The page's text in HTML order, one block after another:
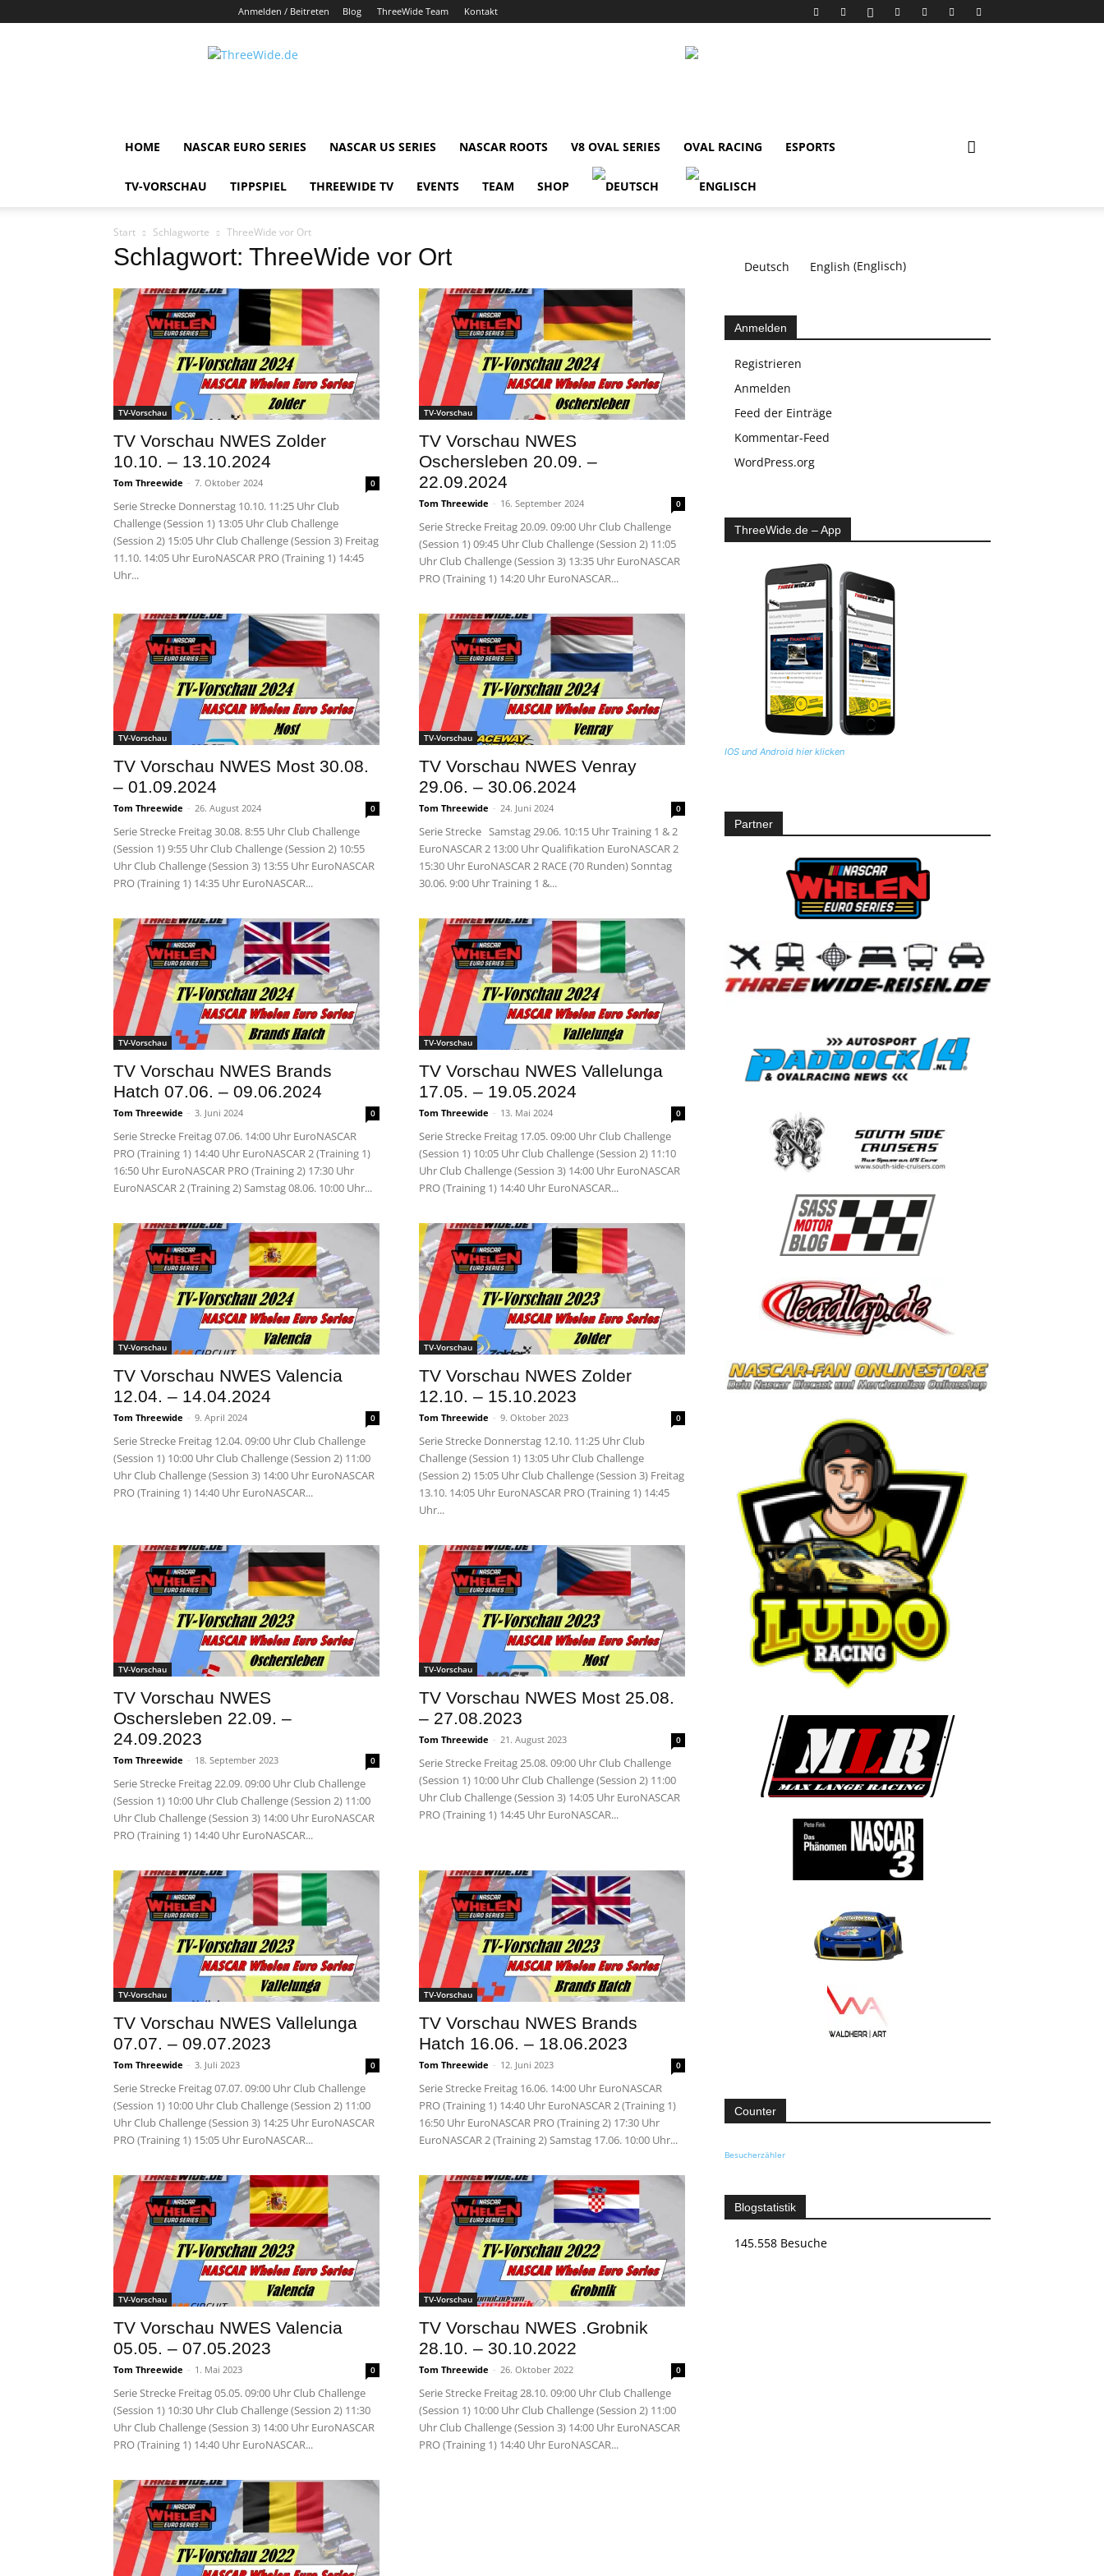
Anmelden / Beitreten Blog ThreeWide Team Kontakt
ThreeWide.de
HOME NASCAR EURO SERIES NASCAR US SERIES NASCAR ROOTS V8 OVAL SERIES OVAL RACING ESPORTS
TV-VORSCHAU TIPPSPIEL THREEWIDE TV EVENTS TEAM SHOP
Start Schlagworte ThreeWide vor Ort
Schlagwort: ThreeWide vor Ort
TV-Vorschau
TV Vorschau NWES Zolder
10.10. – 13.10.2024
Tom Threewide - 7. Oktober 2024 0
Serie Strecke Donnerstag 10.10. 11:25 Uhr Club
Challenge (Session 1) 13:05 Uhr Club Challenge
(Session 2) 15:05 Uhr Club Challenge (Session 3) Freitag
11.10. 14:05 Uhr EuroNASCAR PRO (Training 1) 14:45
Uhr...
TV-Vorschau
TV Vorschau NWES
Oschersleben 20.09. –
22.09.2024
Tom Threewide - 16. September 2024 0
Serie Strecke Freitag 20.09. 09:00 Uhr Club Challenge
(Session 1) 09:45 Uhr Club Challenge (Session 2) 11:05
Uhr Club Challenge (Session 3) 13:35 Uhr EuroNASCAR
PRO (Training 1) 14:20 Uhr EuroNASCAR...
TV-Vorschau
TV Vorschau NWES Most 30.08.
– 01.09.2024
Tom Threewide - 26. August 2024 0
Serie Strecke Freitag 30.08. 8:55 Uhr Club Challenge
(Session 1) 9:55 Uhr Club Challenge (Session 2) 10:55
Uhr Club Challenge (Session 3) 13:55 Uhr EuroNASCAR
PRO (Training 1) 14:35 Uhr EuroNASCAR...
TV-Vorschau
TV Vorschau NWES Venray
29.06. – 30.06.2024
Tom Threewide - 24. Juni 2024 0
Serie Strecke Samstag 29.06. 10:15 Uhr Training 1 & 2
EuroNASCAR 2 13:00 Uhr Qualifikation EuroNASCAR 2
15:30 Uhr EuroNASCAR 2 RACE (70 Runden) Sonntag
30.06. 9:00 Uhr Training 1 &...
TV-Vorschau
TV Vorschau NWES Brands
Hatch 07.06. – 09.06.2024
Tom Threewide - 3. Juni 2024 0
Serie Strecke Freitag 07.06. 14:00 Uhr EuroNASCAR
PRO (Training 1) 14:40 Uhr EuroNASCAR 2 (Training 1)
16:50 Uhr EuroNASCAR PRO (Training 2) 17:30 Uhr
EuroNASCAR 2 (Training 2) Samstag 08.06. 10:00 Uhr...
TV-Vorschau
TV Vorschau NWES Vallelunga
17.05. – 19.05.2024
Tom Threewide - 13. Mai 2024 0
Serie Strecke Freitag 17.05. 09:00 Uhr Club Challenge
(Session 1) 10:05 Uhr Club Challenge (Session 2) 11:10
Uhr Club Challenge (Session 3) 14:00 Uhr EuroNASCAR
PRO (Training 1) 14:40 Uhr EuroNASCAR...
TV-Vorschau
TV Vorschau NWES Valencia
12.04. – 14.04.2024
Tom Threewide - 9. April 2024 0
Serie Strecke Freitag 12.04. 09:00 Uhr Club Challenge
(Session 1) 10:00 Uhr Club Challenge (Session 2) 11:00
Uhr Club Challenge (Session 3) 14:00 Uhr EuroNASCAR
PRO (Training 1) 14:40 Uhr EuroNASCAR...
TV-Vorschau
TV Vorschau NWES Zolder
12.10. – 15.10.2023
Tom Threewide - 9. Oktober 2023 0
Serie Strecke Donnerstag 12.10. 11:25 Uhr Club
Challenge (Session 1) 13:05 Uhr Club Challenge
(Session 2) 15:05 Uhr Club Challenge (Session 3) Freitag
13.10. 14:05 Uhr EuroNASCAR PRO (Training 1) 14:45
Uhr...
TV-Vorschau
TV Vorschau NWES
Oschersleben 22.09. –
24.09.2023
Tom Threewide - 18. September 2023 0
Serie Strecke Freitag 22.09. 09:00 Uhr Club Challenge
(Session 1) 10:00 Uhr Club Challenge (Session 2) 11:00
Uhr Club Challenge (Session 3) 14:00 Uhr EuroNASCAR
PRO (Training 1) 14:40 Uhr EuroNASCAR...
TV-Vorschau
TV Vorschau NWES Most 25.08.
– 27.08.2023
Tom Threewide - 21. August 2023 0
Serie Strecke Freitag 25.08. 09:00 Uhr Club Challenge
(Session 1) 10:00 Uhr Club Challenge (Session 2) 11:00
Uhr Club Challenge (Session 3) 14:05 Uhr EuroNASCAR
PRO (Training 1) 14:45 Uhr EuroNASCAR...
TV-Vorschau
TV Vorschau NWES Vallelunga
07.07. – 09.07.2023
Tom Threewide - 3. Juli 2023 0
Serie Strecke Freitag 07.07. 09:00 Uhr Club Challenge
(Session 1) 10:00 Uhr Club Challenge (Session 2) 11:00
Uhr Club Challenge (Session 3) 14:25 Uhr EuroNASCAR
PRO (Training 1) 15:05 Uhr EuroNASCAR...
TV-Vorschau
TV Vorschau NWES Brands
Hatch 16.06. – 18.06.2023
Tom Threewide - 12. Juni 2023 0
Serie Strecke Freitag 16.06. 14:00 Uhr EuroNASCAR
PRO (Training 1) 14:40 Uhr EuroNASCAR 2 (Training 1)
16:50 Uhr EuroNASCAR PRO (Training 2) 17:30 Uhr
EuroNASCAR 2 (Training 2) Samstag 17.06. 10:00 Uhr...
TV-Vorschau
TV Vorschau NWES Valencia
05.05. – 07.05.2023
Tom Threewide - 1. Mai 2023 0
Serie Strecke Freitag 05.05. 09:00 Uhr Club Challenge
(Session 1) 10:30 Uhr Club Challenge (Session 2) 11:30
Uhr Club Challenge (Session 3) 14:00 Uhr EuroNASCAR
PRO (Training 1) 14:40 Uhr EuroNASCAR...
TV-Vorschau
TV Vorschau NWES .Grobnik
28.10. – 30.10.2022
Tom Threewide - 26. Oktober 2022 0
Serie Strecke Freitag 28.10. 09:00 Uhr Club Challenge
(Session 1) 10:00 Uhr Club Challenge (Session 2) 11:00
Uhr Club Challenge (Session 3) 14:00 Uhr EuroNASCAR
PRO (Training 1) 14:40 Uhr EuroNASCAR...
Deutsch English (Englisch)
Anmelden
Registrieren
Anmelden
Feed der Einträge
Kommentar-Feed
WordPress.org
ThreeWide.de – App
IOS und Android hier klicken
Partner
Counter
Besucherzähler
Blogstatistik
145.558 Besuche